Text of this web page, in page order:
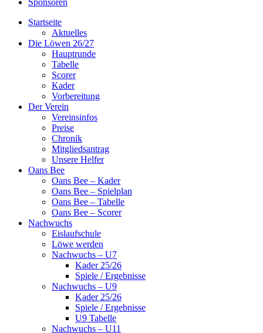
Sponsoren
Startseite
Aktuelles
Die Löwen 26/27
Hauptrunde
Tabelle
Scorer
Kader
Vorbereitung
Der Verein
Vereinsinfos
Preise
Chronik
Mitgliedsantrag
Unsere Helfer
Oans Bee
Oans Bee – Kader
Oans Bee – Spielplan
Oans Bee – Tabelle
Oans Bee – Scorer
Nachwuchs
Eislaufschule
Löwe werden
Nachwuchs – U7
Kader 25/26
Spiele / Ergebnisse
Nachwuchs – U9
Kader 25/26
Spiele / Ergebnisse
U9 Tabelle
Nachwuchs – U11